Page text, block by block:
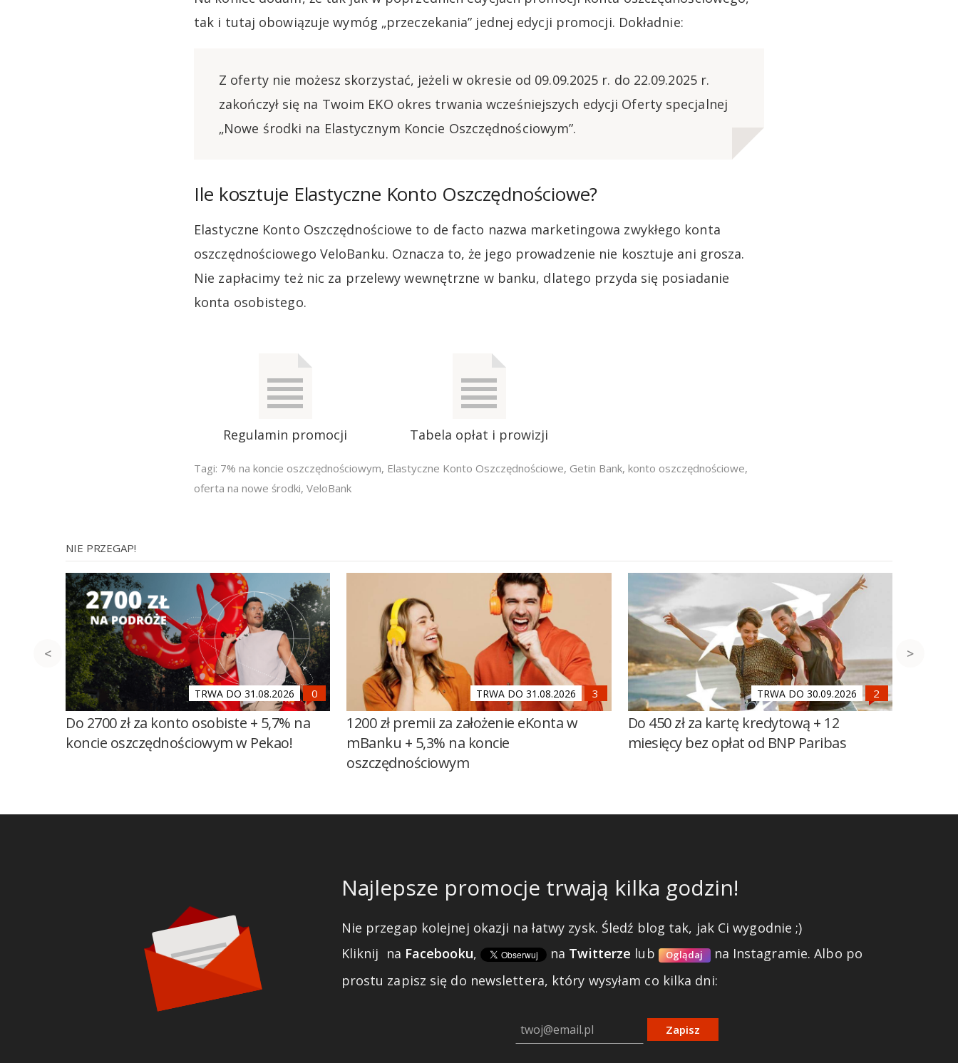
tak i tutaj obowiązuje wymóg „przeczekania” jednej edycji promocji. Dokładnie:
Z oferty nie możesz skorzystać, jeżeli w okresie od 09.09.2025 r. do 22.09.2025 r.
zakończył się na Twoim EKO okres trwania wcześniejszych edycji Oferty specjalnej
„Nowe środki na Elastycznym Koncie Oszczędnościowym”.
Ile kosztuje Elastyczne Konto Oszczędnościowe?
Elastyczne Konto Oszczędnościowe to de facto nazwa marketingowa zwykłego konta
oszczędnościowego VeloBanku. Oznacza to, że jego prowadzenie nie kosztuje ani grosza.
Nie zapłacimy też nic za przelewy wewnętrzne w banku, dlatego przyda się posiadanie
konta osobistego.
Regulamin promocji Tabela opłat i prowizji
Tagi: 7% na koncie oszczędnościowym, Elastyczne Konto Oszczędnościowe, Getin Bank, konto oszczędnościowe,
oferta na nowe środki, VeloBank
NIE PRZEGAP!
TRWA DO 31.08.2026
Do 2700 zł za konto osobiste + 5,7% na
koncie oszczędnościowym w Pekao!
TRWA DO 31.08.2026
1200 zł premii za założenie eKonta w
mBanku + 5,3% na koncie
oszczędnościowym
TRWA DO 30.09.2026
Do 450 zł za kartę kredytową + 12
miesięcy bez opłat od BNP Paribas
Najlepsze promocje trwają kilka godzin!
Nie przegap kolejnej okazji na łatwy zysk. Śledź blog tak, jak Ci wygodnie ;)
Kliknij na Facebooku, na Twitterze lub Oglądaj na Instagramie.Albo po
prostu zapisz się do newslettera, który wysyłam co kilka dni:
Zapisz